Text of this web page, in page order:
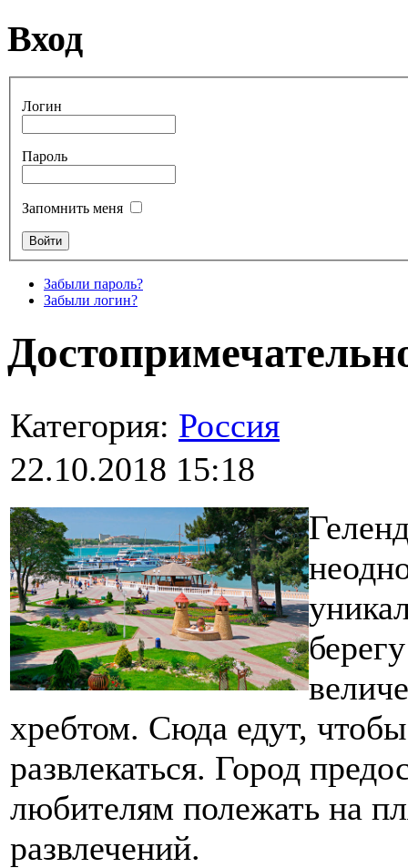
Вход
Логин
Пароль
Запомнить меня
Забыли пароль?
Забыли логин?
Категория: Россия
22.10.2018 15:18
хребтом. Сюда едут,
развлекаться. Город
любителям полежать на
развлечений.